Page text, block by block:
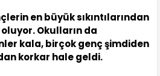
en büyük sıkıntılarından
Okulların da
kala, birçok genç şimdiden
korkar hale geldi.